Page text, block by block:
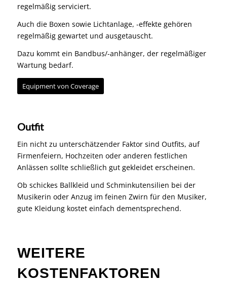
regelmäßig serviciert.
Auch die Boxen sowie Lichtanlage, -effekte gehören
regelmäßig gewartet und ausgetauscht.
Dazu kommt ein Bandbus/-anhänger, der regelmäßiger
Wartung bedarf.
Equipment von Coverage
Outfit
Ein nicht zu unterschätzender Faktor sind Outfits, auf
Firmenfeiern, Hochzeiten oder anderen festlichen
Anlässen sollte schließlich gut gekleidet erscheinen.
Ob schickes Ballkleid und Schminkutensilien bei der
Musikerin oder Anzug im feinen Zwirn für den Musiker,
gute Kleidung kostet einfach dementsprechend.
WEITERE
KOSTENFAKTOREN